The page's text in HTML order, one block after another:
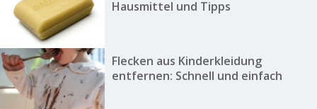
Hausmittel und Tipps
Flecken aus Kinderkleidung
entfernen: Schnell und einfach